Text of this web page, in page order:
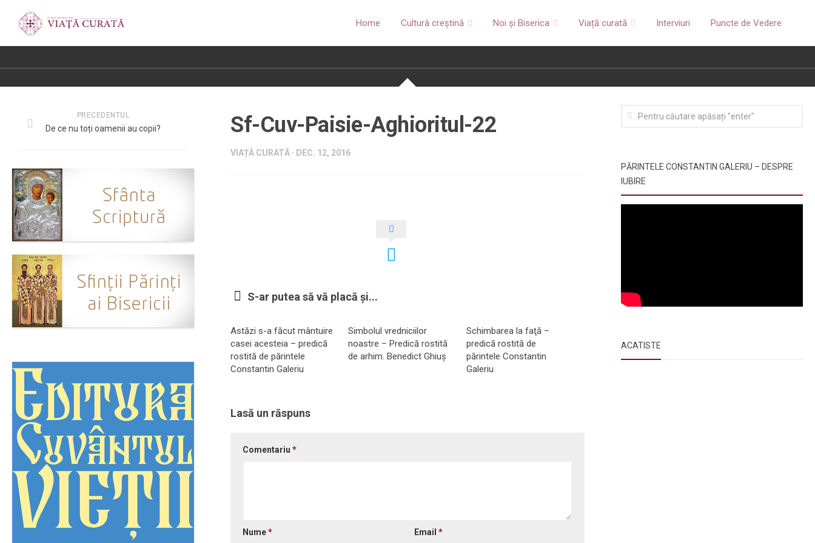
Home Cultură creștină Noi și Biserica Viață curată Interviuri Puncte de Vedere
Sf-Cuv-Paisie-Aghioritul-22
VIAȚĂ CURATĂ · DEC. 12, 2016
S-ar putea să vă placă și...
Astăzi s-a făcut mântuire
casei acesteia – predică
rostită de părintele
Constantin Galeriu
Simbolul vredniciilor
noastre – Predică rostită
de arhim. Benedict Ghiuș
Schimbarea la faţă –
predică rostită de
părintele Constantin
Galeriu
Lasă un răspuns
Comentariu *
Nume* Email *
PRECEDENTUL
De ce nu toți oamenii au copii?
PĂRINTELE CONSTANTIN GALERIU – DESPRE
IUBIRE
ACATISTE